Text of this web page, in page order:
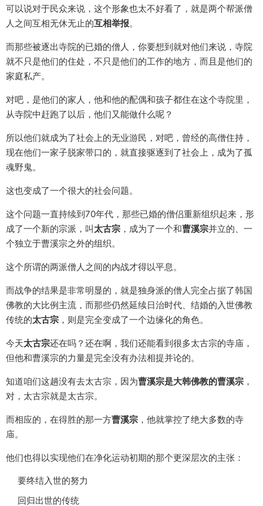
可以说对于民众来说，这个形象也太不好看了，就是两个帮派僧
人之间互相无休无止的互相举报。
而那些被逐出寺院的已婚的僧人，你要想到就对他们来说，寺院
就不只是他们的住处，不只是他们的工作的地方，而且是他们的
家庭私产。
对吧，是他们的家人，他和他的配偶和孩子都住在这个寺院里，
从寺院中赶跑了以后，他们又能做什么呢？
所以他们就成为了社会上的无业游民，对吧，曾经的高僧住持，
现在他们一家子脱家带口的，就直接驱逐到了社会上，成为了孤
魂野鬼。
这也变成了一个很大的社会问题。
这个问题一直持续到70年代，那些已婚的僧侣重新组织起来，形
成了一个新的宗派，叫太古宗 ，成为了一个和曹溪宗并立的、一
个独立于曹溪宗之外的组织。
这个所谓的两派僧人之间的内战才得以平息。
而战争的结果是非常明显的，就是独身派的僧人完全占据了韩国
佛教的大比例主流，而那些仍然延续日治时代、结婚的入世佛教
传统的太古宗 ，则是完全变成了一个边缘化的角色。
今天太古宗还在吗？还在啊，我们还能看到很多太古宗的寺庙，
但他和曹溪宗的力量是完全没有办法相提并论的。
知道咱们这趟没有去太古宗，因为曹溪宗是大韩佛教的曹溪宗 ，
对，太古宗就是太古宗。
而相应的，在得胜的那一方曹溪宗 ，他就掌控了绝大多数的寺
庙。
他们也得以实现他们在净化运动初期的那个更深层次的主张：
要终结入世的努力
回归出世的传统